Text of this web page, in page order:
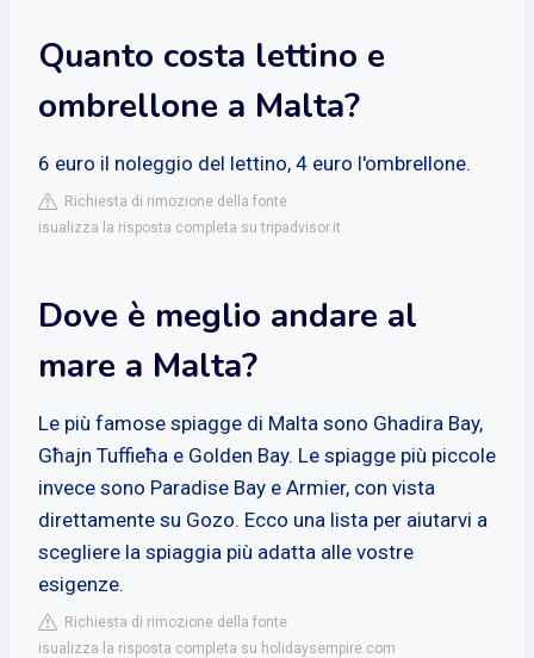
Quanto costa lettino e
ombrellone a Malta?
6 euro il noleggio del lettino, 4 euro l'ombrellone.
Richiesta di rimozione della fonte
isualizza la risposta completa su tripadvisor.it
Dove è meglio andare al
mare a Malta?
Le più famose spiagge di Malta sono Ghadira Bay,
Għajn Tuffieħa e Golden Bay. Le spiagge più piccole
invece sono Paradise Bay e Armier, con vista
direttamente su Gozo. Ecco una lista per aiutarvi a
scegliere la spiaggia più adatta alle vostre
esigenze.
Richiesta di rimozione della fonte
isualizza la risposta completa su holidaysempire.com